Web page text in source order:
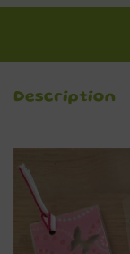
Description